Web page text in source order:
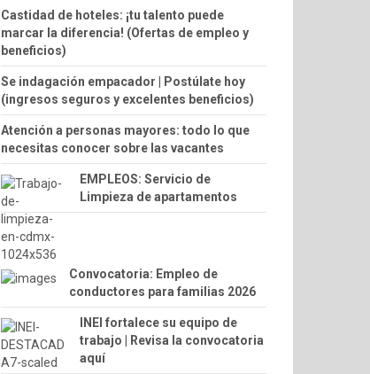
Castidad de hoteles: ¡tu talento puede
marcar la diferencia! (Ofertas de empleo y
beneficios)
Se indagación empacador | Postúlate hoy
(ingresos seguros y excelentes beneficios)
Atención a personas mayores: todo lo que
necesitas conocer sobre las vacantes
EMPLEOS: Servicio de
Limpieza de apartamentos
Convocatoria: Empleo de
conductores para familias 2026
INEI fortalece su equipo de
trabajo | Revisa la convocatoria
aquí